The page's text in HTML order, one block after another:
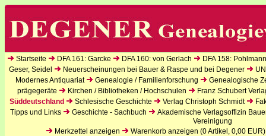
Startseite DFA 161: Garcke DFA 160: von Gerlach
DFA 158:
Geser, Seidel
Neuerscheinungen bei Bauer & Raspe und bei Degener
Modernes Antiquariat
Genealogie / Familienforschung
Genealogische
prägegeräte
Kirchen / Bibliotheken / Hochschulen
Franz Schubert
Süddeutschland
Schlesische Geschichte Verlag Christoph Schmidt
Tipps und Links
Geschichte - Sachbuch
Akademische Verlagsoffizin
Vereinigung
Merkzettel anzeigen
Warenkorb anzeigen (0Artikel, 0,00 EUR)